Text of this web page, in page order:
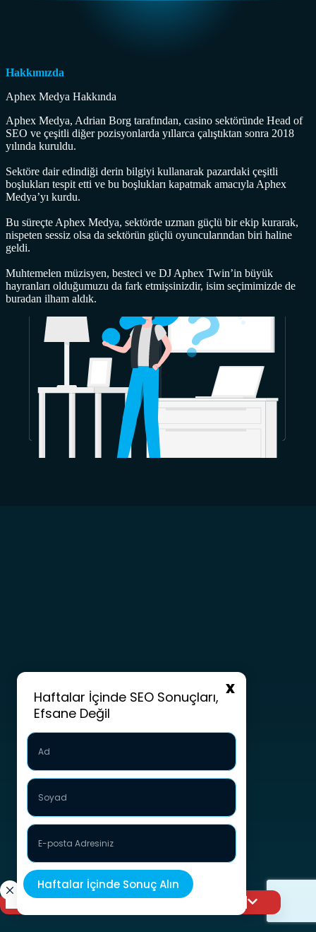
Görünürlüğünüzü bir üst seviyeye taşıyın
Hakkımızda
Aphex Medya Hakkında
Aphex Medya, Adrian Borg tarafından, casino sektöründe Head of
SEO ve çeşitli diğer pozisyonlarda yıllarca çalıştıktan sonra 2018
yılında kuruldu.
Sektöre dair edindiği derin bilgiyi kullanarak pazardaki çeşitli
boşlukları tespit etti ve bu boşlukları kapatmak amacıyla Aphex
Medya’yı kurdu.
Bu süreçte Aphex Medya, sektörde uzman güçlü bir ekip kurarak,
nispeten sessiz olsa da sektörün güçlü oyuncularından biri haline
geldi.
Muhtemelen müzisyen, besteci ve DJ Aphex Twin’in büyük
hayranları olduğumuzu da fark etmişsinizdir, isim seçimimizde de
buradan ilham aldık.
Haftalar İçinde SEO Sonuçları,
Efsane Değil